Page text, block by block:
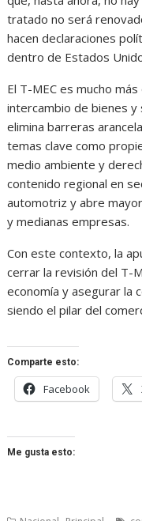
tratado no será
hacen declaraciones
dentro de Estados
El T-MEC es mucho
intercambio de bienes
elimina barreras
temas clave como
medio ambiente y
contenido regional en
automotriz y abre
y medianas empresas.
Con este contexto, la
cerrar la revisión del T-
economía y asegurar la
siendo el pilar del
Comparte esto:
Facebook
Me gusta esto: